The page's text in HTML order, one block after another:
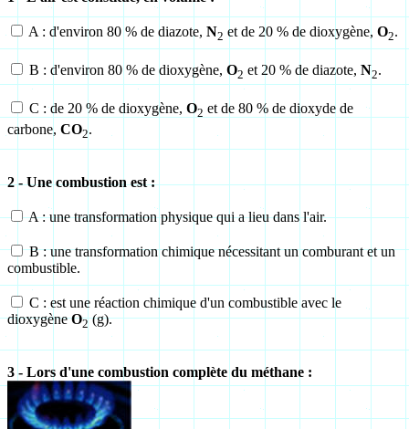
A : d'environ 80 % de diazote, N2 et de 20 % de dioxygène, O2.
B : d'environ 80 % de dioxygène, O2 et 20 % de diazote, N2.
C : de 20 % de dioxygène, O2 et de 80 % de dioxyde de
carbone, CO2.
2 - Une combustion est :
A : une transformation physique qui a lieu dans l'air.
B : une transformation chimique nécessitant un comburant et un
combustible.
C : est une réaction chimique d'un combustible avec le
dioxygèneO2(g).
3 - Lors d'une combustion complète du méthane :